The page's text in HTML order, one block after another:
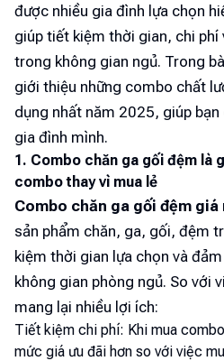
được nhiều gia đình lựa chọn
giúp tiết kiệm thời gian, chi phí
trong không gian ngủ. Trong
giới thiệu những combo chất
dụng nhất năm 2025, giúp
gia đình mình.
1. Combo chăn ga gối đệm là
combo thay vì mua lẻ
Combo chăn ga gối đệm giá
sản phẩm chăn, ga, gối, đệm
kiệm thời gian lựa chọn và
không gian phòng ngủ. So với
mang lại nhiều lợi ích:
Tiết kiệm chi phí: Khi mua
mức giá ưu đãi hơn so với việc